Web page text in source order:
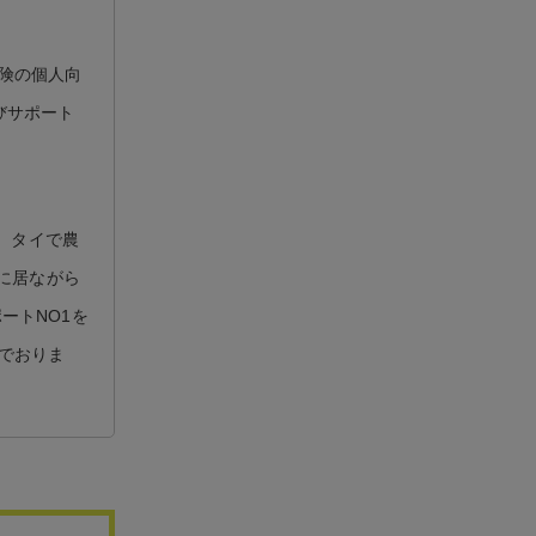
の個人向
ポート
タイで農
居ながら
トNO1を
おりま